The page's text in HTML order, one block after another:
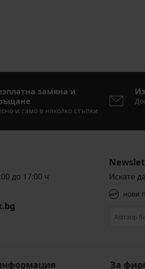
замяна и
и само в няколко стъпки
до 17:00 ч Искате
нови
За